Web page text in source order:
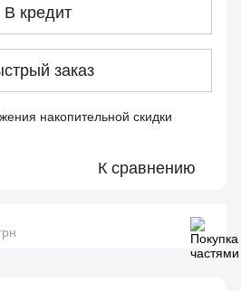
В кредит
заказ
накопительной скидки
К сравнению